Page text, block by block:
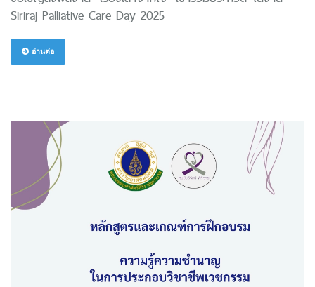
Siriraj Palliative Care Day 2025
อ่านต่อ